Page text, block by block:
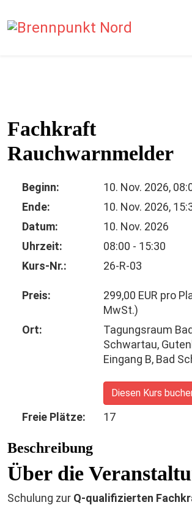
Fachkraft
Rauchwarnmelder
Beginn:
10. Nov. 2026,
Ende:
10. Nov. 2026,
Datum:
10. Nov. 2026
Uhrzeit:
08:00 - 15:30
Kurs-Nr.:
26-R-03
Preis:
299,00 EUR pro
MwSt.)
Ort:
Tagungsraum Bad
Schwartau,
Eingang B, Bad
Diesen Kurs
Freie Plätze: 17
Beschreibung
Über die
Schulung zur Q-qualifizierten